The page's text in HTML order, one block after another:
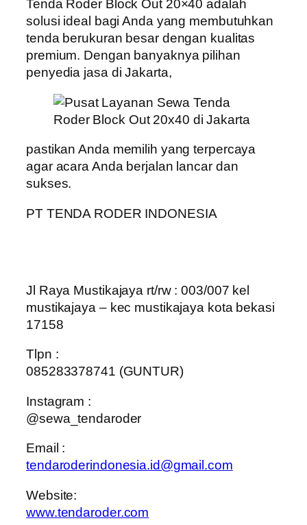
Tenda Roder Block Out 20×40 adalah
solusi ideal bagi Anda yang membutuhkan
tenda berukuran besar dengan kualitas
premium. Dengan banyaknya pilihan
penyedia jasa di Jakarta,
pastikan Anda memilih yang terpercaya
agar acara Anda berjalan lancar dan
sukses.
PT TENDA RODER INDONESIA
Jl Raya Mustikajaya rt/rw : 003/007 kel
mustikajaya – kec mustikajaya kota bekasi
17158
Tlpn :
085283378741 (GUNTUR)
Instagram :
@sewa_tendaroder
Email :
tendaroderindonesia.id@gmail.com
Website:
www.tendaroder.com